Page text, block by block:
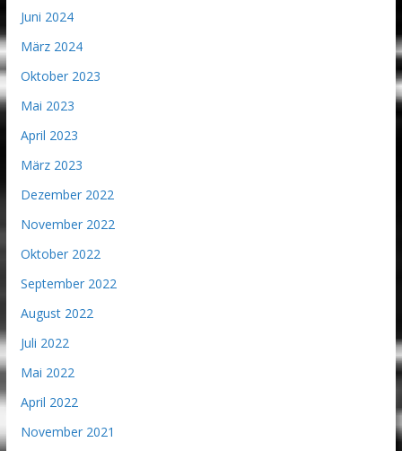
Juni 2024
März 2024
Oktober 2023
Mai 2023
April 2023
März 2023
Dezember 2022
November 2022
Oktober 2022
September 2022
August 2022
Juli 2022
Mai 2022
April 2022
November 2021